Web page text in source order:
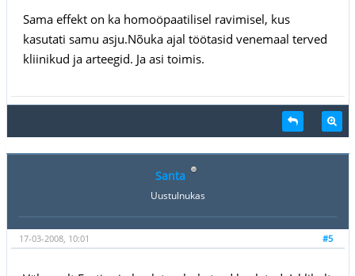
Sama effekt on ka homoöpaatilisel ravimisel, kus
kasutati samu asju.Nõuka ajal töötasid venemaal terved
kliinikud ja arteegid. Ja asi toimis.
Santa
Uustulnukas
#5
17-03-2008, 10:01